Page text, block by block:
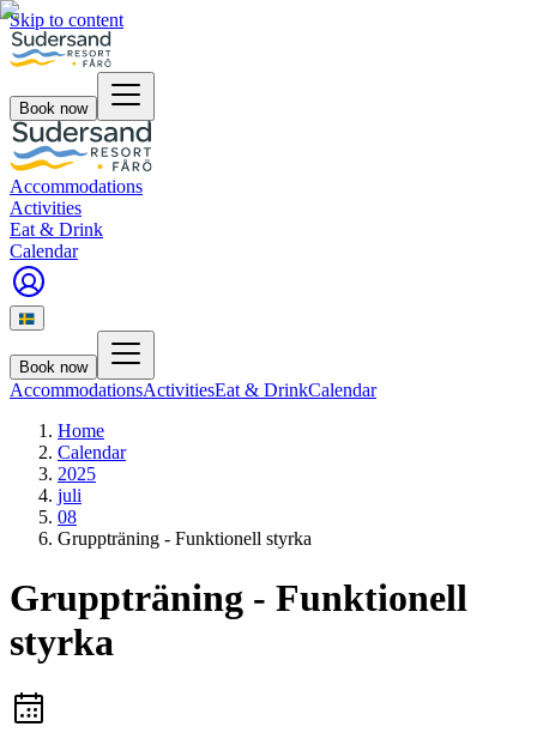
Skip to content
Book now
Accommodations
Activities
Eat & Drink
Calendar
Book now
AccommodationsActivitiesEat & DrinkCalendar
Home
Calendar
2025
juli
08
Gruppträning - Funktionell styrka
Gruppträning - Funktionell
styrka